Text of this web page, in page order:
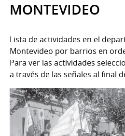
MONTEVIDEO
Lista de actividades en el
Montevideo por barrios en
Para ver las actividades
a través de las señales al final